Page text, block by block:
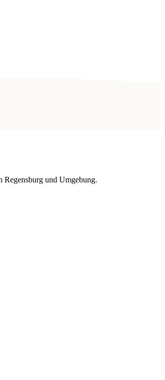
Regensburg und Umgebung.